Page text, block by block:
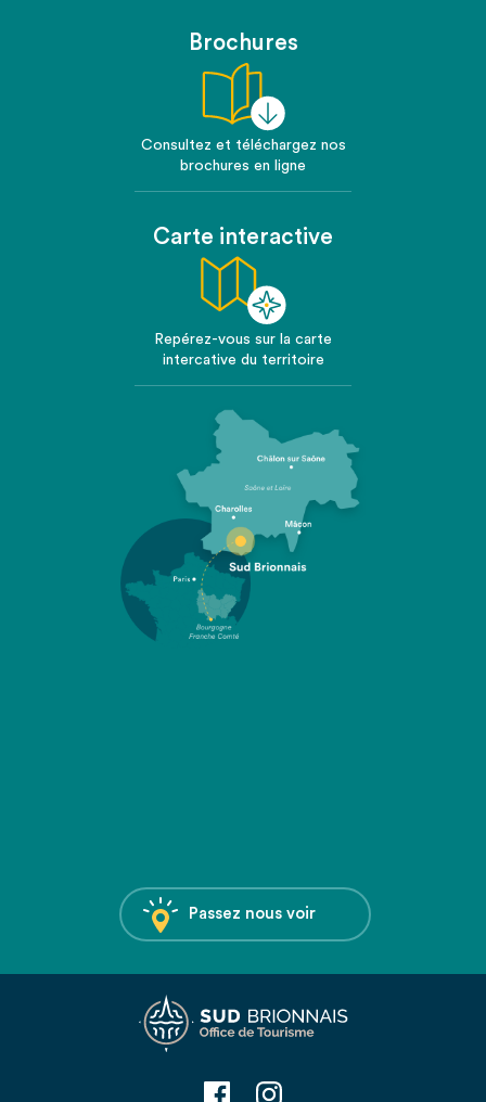
Brochures
Consultez et téléchargez nos
brochures en ligne
Carte interactive
Repérez-vous sur la carte
intercative du territoire
Passez nous voir